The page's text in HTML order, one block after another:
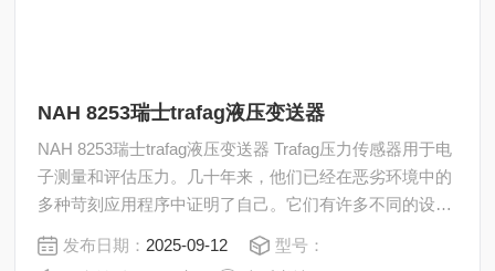
NAH 8253瑞士trafag液压变送器
NAH 8253瑞士trafag液压变送器 Trafag压力传感器用于电
子测量和评估压力。几十年来，他们已经在恶劣环境中的
多种苛刻应用程序中证明了自己。它们有许多不同的设
计，以适应压力和电气连接、测量程序、电气输出信号和
认证（CE、Ex、Rail和Ship）。*的技术和精密的制造确
发布日期： 2025-09-12
型号：